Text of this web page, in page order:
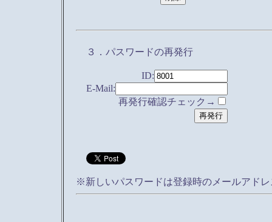
３．パスワードの再発行
ID:
E-Mail:
再発行確認チェック→
※新しいパスワードは登録時のメールアド